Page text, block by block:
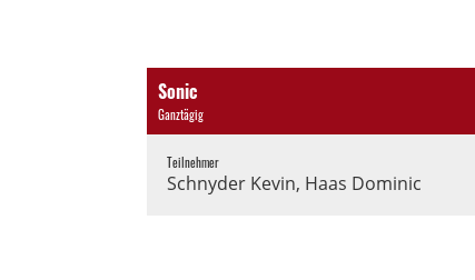
Sonic
Ganztägig
Teilnehmer
Schnyder Kevin, Haas Dominic